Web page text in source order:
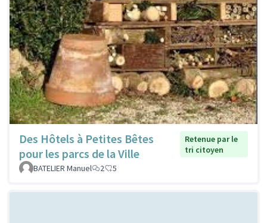
Des Hôtels à Petites Bêtes
pour les parcs de la Ville
Retenue par le
tri citoyen
BATELIER Manuel
2 5